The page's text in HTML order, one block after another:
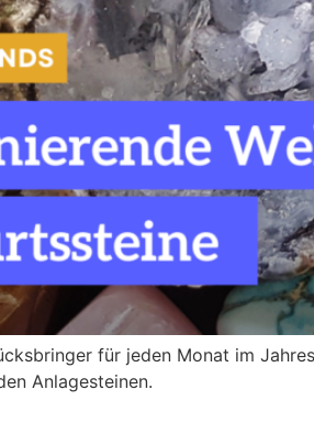
für jeden Monat im
Anlagesteinen.